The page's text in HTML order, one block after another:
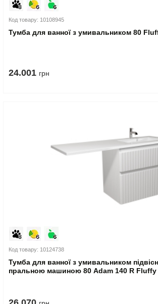
Код товару: 10108945
Тумба для ванної з умивальником 80
24.001 грн
Код товару: 10124738
Тумба для ванної з умивальником
пральною машиною 80 Adam 140 R